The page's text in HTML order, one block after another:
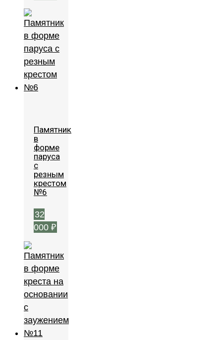
Памятник
в
форме
паруса
с
резным
крестом
№6
32
000 ₽